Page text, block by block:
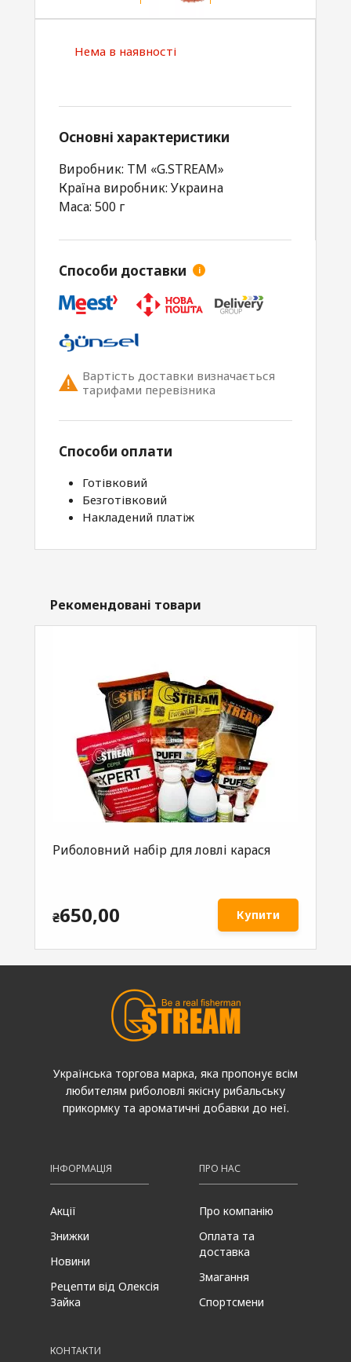
Нема в наявності
Основні характеристики
Виробник: TM «G.STREAM»
Країна виробник: Украина
Маса: 500 г
Способи доставки i
Вартість доставки визначається
тарифами перевізника
Способи оплати
Готівковий
Безготівковий
Накладений платіж
Рекомендовані товари
Риболовний набір для ловлі карася
₴650,00 Купити
Українська торгова марка, яка пропонує всім
любителям риболовлі якісну рибальську
прикормку та ароматичні добавки до неї.
ІНФОРМАЦІЯ
Акції
Знижки
Новини
Рецепти від Олексія
Зайка
ПРО НАС
Про компанію
Оплата та
доставка
Змагання
Спортсмени
КОНТАКТИ